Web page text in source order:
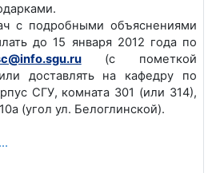
с подробными объяснениями
до 15 января 2012 года по
(с пометкой
доставлять на кафедру по
СГУ, комната 301 (или 314),
(угол ул. Белоглинской).